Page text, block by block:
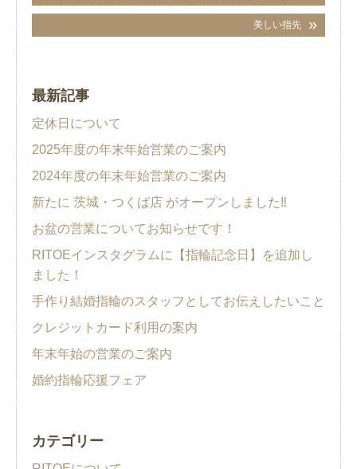
美しい指先
最新記事
定休日について
2025年度の年末年始営業のご案内
2024年度の年末年始営業のご案内
新たに 茨城・つくば店 がオープンしました‼︎
お盆の営業についてお知らせです！
RITOEインスタグラムに【指輪記念日】を追加し
ました！
手作り結婚指輪のスタッフとしてお伝えしたいこと
クレジットカード利用の案内
年末年始の営業のご案内
婚約指輪応援フェア
カテゴリー